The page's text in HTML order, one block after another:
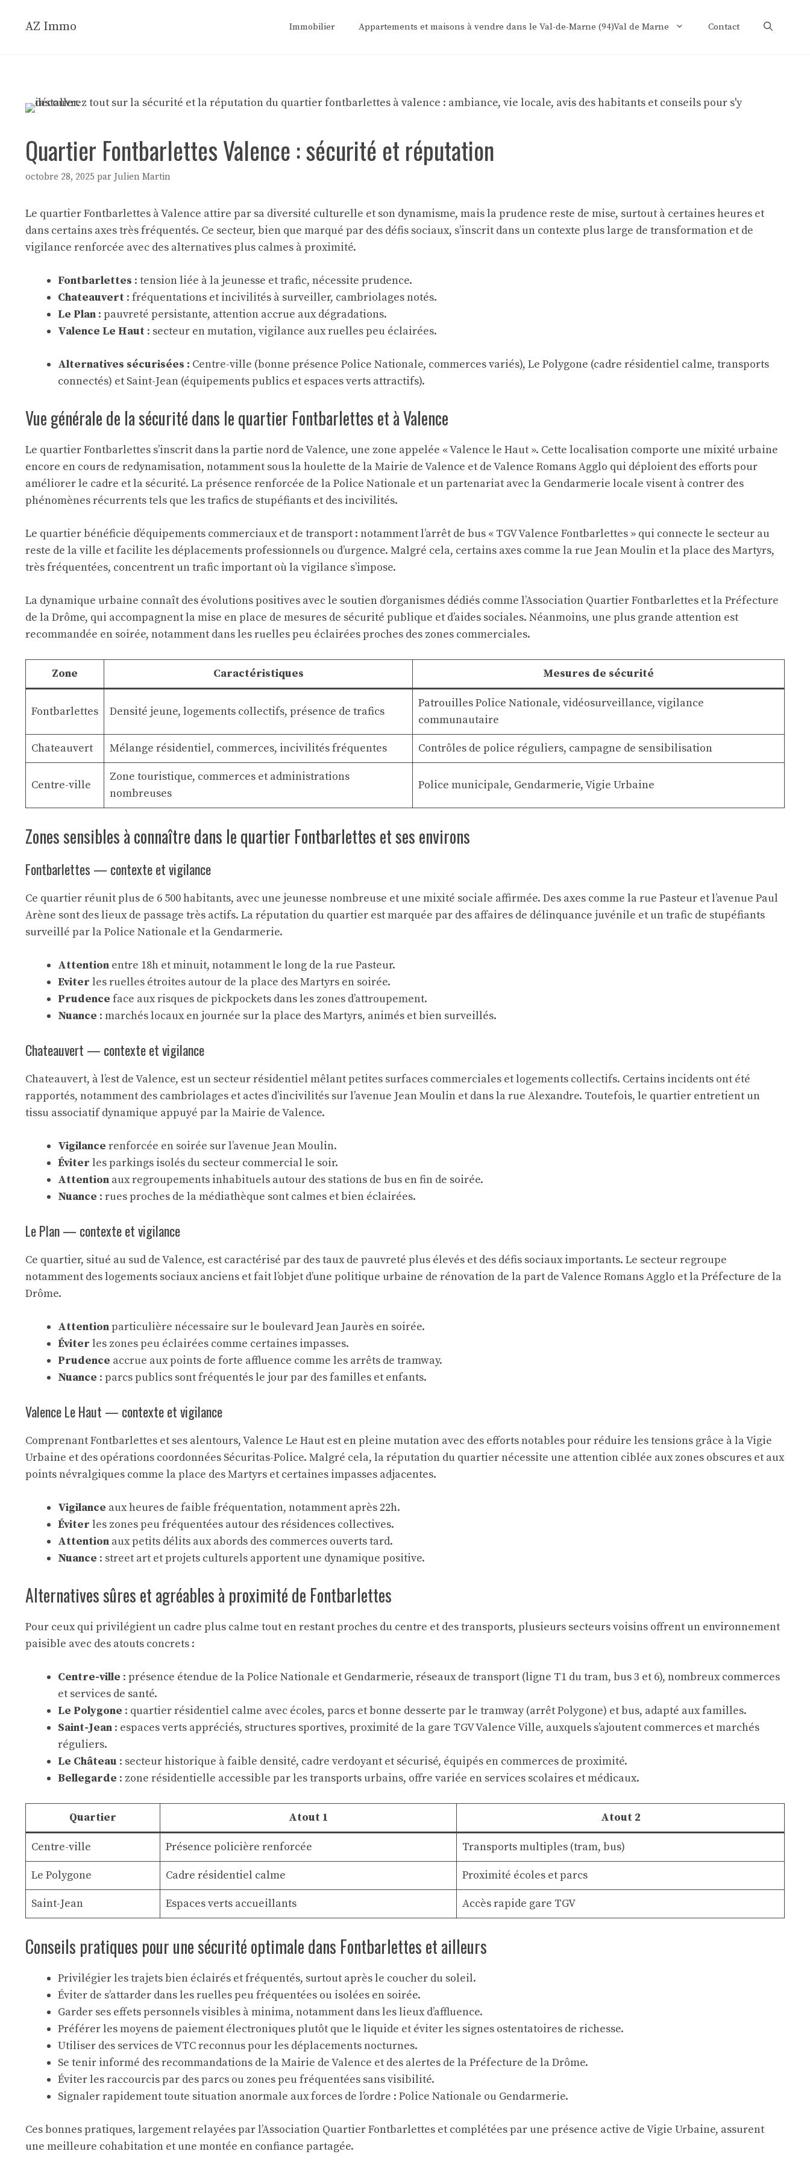
AZ Immo Immobilier Appartements et maisons à vendre dans le Val-de-Marne (94)Val de Marne Contact
Quartier Fontbarlettes Valence : sécurité et réputation
octobre 28, 2025 par Julien Martin
Le quartier Fontbarlettes à Valence attire par sa diversité culturelle et son dynamisme, mais la prudence reste de mise, surtout à certaines heures et
dans certains axes très fréquentés. Ce secteur, bien que marqué par des défis sociaux, s’inscrit dans un contexte plus large de transformation et de
vigilance renforcée avec des alternatives plus calmes à proximité.
Fontbarlettes : tension liée à la jeunesse et trafic, nécessite prudence.
Chateauvert : fréquentations et incivilités à surveiller, cambriolages notés.
Le Plan : pauvreté persistante, attention accrue aux dégradations.
Valence Le Haut : secteur en mutation, vigilance aux ruelles peu éclairées.
Alternatives sécurisées : Centre-ville (bonne présence Police Nationale, commerces variés), Le Polygone (cadre résidentiel calme, transports
connectés) et Saint-Jean (équipements publics et espaces verts attractifs).
Vue générale de la sécurité dans le quartier Fontbarlettes et à Valence
Le quartier Fontbarlettes s’inscrit dans la partie nord de Valence, une zone appelée « Valence le Haut ». Cette localisation comporte une mixité urbaine
encore en cours de redynamisation, notamment sous la houlette de la Mairie de Valence et de Valence Romans Agglo qui déploient des efforts pour
améliorer le cadre et la sécurité. La présence renforcée de la Police Nationale et un partenariat avec la Gendarmerie locale visent à contrer des
phénomènes récurrents tels que les trafics de stupéfiants et des incivilités.
Le quartier bénéficie d’équipements commerciaux et de transport : notamment l’arrêt de bus « TGV Valence Fontbarlettes » qui connecte le secteur au
reste de la ville et facilite les déplacements professionnels ou d’urgence. Malgré cela, certains axes comme la rue Jean Moulin et la place des Martyrs,
très fréquentées, concentrent un trafic important où la vigilance s’impose.
La dynamique urbaine connaît des évolutions positives avec le soutien d’organismes dédiés comme l’Association Quartier Fontbarlettes et la Préfecture
de la Drôme, qui accompagnent la mise en place de mesures de sécurité publique et d’aides sociales. Néanmoins, une plus grande attention est
recommandée en soirée, notamment dans les ruelles peu éclairées proches des zones commerciales.
Zone Caractéristiques Mesures de sécurité
Fontbarlettes Densité jeune, logements collectifs, présence de trafics
Patrouilles Police Nationale, vidéosurveillance, vigilance
communautaire
Chateauvert Mélange résidentiel, commerces, incivilités fréquentes Contrôles de police réguliers, campagne de sensibilisation
Centre-ville
Zone touristique, commerces et administrations
nombreuses
Police municipale, Gendarmerie, Vigie Urbaine
Zones sensibles à connaître dans le quartier Fontbarlettes et ses environs
Fontbarlettes — contexte et vigilance
Ce quartier réunit plus de 6 500 habitants, avec une jeunesse nombreuse et une mixité sociale affirmée. Des axes comme la rue Pasteur et l’avenue Paul
Arène sont des lieux de passage très actifs. La réputation du quartier est marquée par des affaires de délinquance juvénile et un trafic de stupéfiants
surveillé par la Police Nationale et la Gendarmerie.
Attention entre 18h et minuit, notamment le long de la rue Pasteur.
Eviter les ruelles étroites autour de la place des Martyrs en soirée.
Prudence face aux risques de pickpockets dans les zones d’attroupement.
Nuance : marchés locaux en journée sur la place des Martyrs, animés et bien surveillés.
Chateauvert — contexte et vigilance
Chateauvert, à l’est de Valence, est un secteur résidentiel mêlant petites surfaces commerciales et logements collectifs. Certains incidents ont été
rapportés, notamment des cambriolages et actes d’incivilités sur l’avenue Jean Moulin et dans la rue Alexandre. Toutefois, le quartier entretient un
tissu associatif dynamique appuyé par la Mairie de Valence.
Vigilance renforcée en soirée sur l’avenue Jean Moulin.
Éviter les parkings isolés du secteur commercial le soir.
Attention aux regroupements inhabituels autour des stations de bus en fin de soirée.
Nuance : rues proches de la médiathèque sont calmes et bien éclairées.
Le Plan — contexte et vigilance
Ce quartier, situé au sud de Valence, est caractérisé par des taux de pauvreté plus élevés et des défis sociaux importants. Le secteur regroupe
notamment des logements sociaux anciens et fait l’objet d’une politique urbaine de rénovation de la part de Valence Romans Agglo et la Préfecture de la
Drôme.
Attentionparticulière nécessaire sur le boulevard Jean Jaurès en soirée.
Éviter les zones peu éclairées comme certaines impasses.
Prudence accrue aux points de forte affluence comme les arrêts de tramway.
Nuance : parcs publics sont fréquentés le jour par des familles et enfants.
Valence Le Haut — contexte et vigilance
Comprenant Fontbarlettes et ses alentours, Valence Le Haut est en pleine mutation avec des efforts notables pour réduire les tensions grâce à la Vigie
Urbaine et des opérations coordonnées Sécuritas-Police. Malgré cela, la réputation du quartier nécessite une attention ciblée aux zones obscures et aux
points névralgiques comme la place des Martyrs et certaines impasses adjacentes.
Vigilance aux heures de faible fréquentation, notamment après 22h.
Éviter les zones peu fréquentées autour des résidences collectives.
Attention aux petits délits aux abords des commerces ouverts tard.
Nuance : street art et projets culturels apportent une dynamique positive.
Alternatives sûres et agréables à proximité de Fontbarlettes
Pour ceux qui privilégient un cadre plus calme tout en restant proches du centre et des transports, plusieurs secteurs voisins offrent un environnement
paisible avec des atouts concrets :
Centre-ville : présence étendue de la Police Nationale et Gendarmerie, réseaux de transport (ligne T1 du tram, bus 3 et 6), nombreux commerces
et services de santé.
Le Polygone : quartier résidentiel calme avec écoles, parcs et bonne desserte par le tramway (arrêt Polygone) et bus, adapté aux familles.
Saint-Jean : espaces verts appréciés, structures sportives, proximité de la gare TGV Valence Ville, auxquels s’ajoutent commerces et marchés
réguliers.
Le Château : secteur historique à faible densité, cadre verdoyant et sécurisé, équipés en commerces de proximité.
Bellegarde : zone résidentielle accessible par les transports urbains, offre variée en services scolaires et médicaux.
Quartier Atout 1 Atout 2
Centre-ville Présence policière renforcée Transports multiples (tram, bus)
Le Polygone Cadre résidentiel calme Proximité écoles et parcs
Saint-Jean Espaces verts accueillants Accès rapide gare TGV
Conseils pratiques pour une sécurité optimale dans Fontbarlettes et ailleurs
Privilégier les trajets bien éclairés et fréquentés, surtout après le coucher du soleil.
Éviter de s’attarder dans les ruelles peu fréquentées ou isolées en soirée.
Garder ses effets personnels visibles à minima, notamment dans les lieux d’affluence.
Préférer les moyens de paiement électroniques plutôt que le liquide et éviter les signes ostentatoires de richesse.
Utiliser des services de VTC reconnus pour les déplacements nocturnes.
Se tenir informé des recommandations de la Mairie de Valence et des alertes de la Préfecture de la Drôme.
Éviter les raccourcis par des parcs ou zones peu fréquentées sans visibilité.
Signaler rapidement toute situation anormale aux forces de l’ordre : Police Nationale ou Gendarmerie.
Ces bonnes pratiques, largement relayées par l’Association Quartier Fontbarlettes et complétées par une présence active de Vigie Urbaine, assurent
une meilleure cohabitation et une montée en confiance partagée.